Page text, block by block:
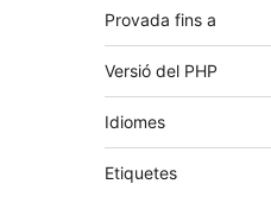
Provada fins a
Versió del PHP
Idiomes
Etiquetes